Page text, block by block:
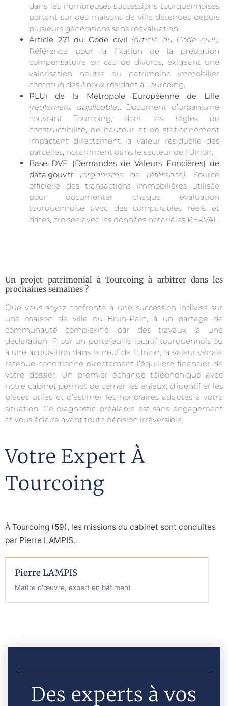
dans les nombreuses successions tourquennoises
portant sur des maisons de ville détenues depuis
plusieurs générations sans réévaluation.
Article 271 du Code civil (article du Code civil).
Référence pour la fixation de la prestation
compensatoire en cas de divorce, exigeant une
valorisation neutre du patrimoine immobilier
commun des époux résidant à Tourcoing.
PLUi de la Métropole Européenne de Lille
(règlement applicable). Document d’urbanisme
couvrant Tourcoing, dont les règles de
constructibilité, de hauteur et de stationnement
impactent directement la valeur résiduelle des
parcelles, notamment dans le secteur de l’Union.
Base DVF (Demandes de Valeurs Foncières) de
data.gouv.fr
(organisme de référence). Source
officielle des transactions immobilières utilisée
pour documenter chaque évaluation
tourquennoise avec des comparables réels et
datés, croisée avec les données notariales PERVAL.
Un projet patrimonial à Tourcoing à arbitrer dans les
prochaines semaines ?
Que vous soyez confronté à une succession indivise sur
une maison de ville du Brun-Pain, à un partage de
communauté complexifié par des travaux, à une
déclaration IFI sur un portefeuille locatif tourquennois ou
à une acquisition dans le neuf de l’Union, la valeur vénale
retenue conditionne directement l’équilibre financier de
votre dossier. Un premier échange téléphonique avec
notre cabinet permet de cerner les enjeux, d’identifier les
pièces utiles et d’estimer les honoraires adaptés à votre
situation. Ce diagnostic préalable est sans engagement
et vous éclaire avant toute décision irréversible.
Votre Expert À
Tourcoing
À Tourcoing (59), les missions du cabinet sont conduites
par Pierre LAMPIS.
Pierre LAMPIS
Maître d'œuvre, expert en bâtiment
Des experts à vos